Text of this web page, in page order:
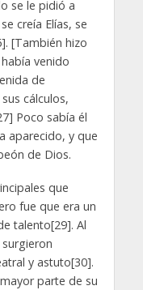
se le pidió a
creía Elías, se
[También hizo
venido
de
cálculos,
Poco sabía él
aparecido, y que
de Dios.
que
fue que era un
talento[29]. Al
y astuto[30].
parte de su